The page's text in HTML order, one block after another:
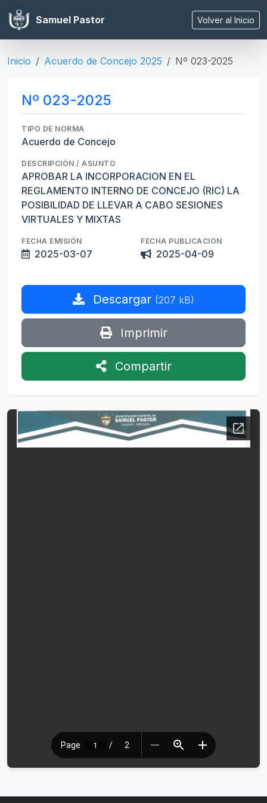
Samuel Pastor Volver al Inicio
Inicio Acuerdo de Concejo 2025 Nº 023-2025
Nº 023-2025
TIPO DE NORMA
Acuerdo de Concejo
DESCRIPCIÓN / ASUNTO
APROBAR LA INCORPORACION EN EL
REGLAMENTO INTERNO DE CONCEJO (RIC) LA
POSIBILIDAD DE LLEVAR A CABO SESIONES
VIRTUALES Y MIXTAS
FECHA EMISIÓN
2025-03-07
FECHA PUBLICACIÓN
2025-04-09
Descargar (207 kB)
Imprimir
Compartir